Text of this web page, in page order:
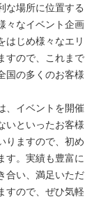
な場所に位置する
々なイベント企画
はじめ様々なエリ
すので、これまで
国の多くのお客様
、イベントを開催
いといったお客様
りますので、初め
す。実績も豊富に
合い、満足いただ
すので、ぜひ気軽